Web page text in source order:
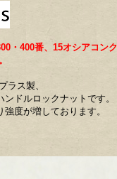
400番、15オシアコンク
ラス製、
ドルロックナットです。
度が増しております。